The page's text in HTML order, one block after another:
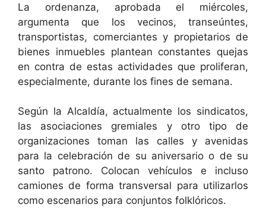
La ordenanza, aprobada el miércoles,
argumenta que los vecinos, transeúntes,
transportistas, comerciantes y propietarios de
bienes inmuebles plantean constantes quejas
en contra de estas actividades que proliferan,
especialmente, durante los fines de semana.
Según la Alcaldía, actualmente los sindicatos,
las asociaciones gremiales y otro tipo de
organizaciones toman las calles y avenidas
para la celebración de su aniversario o de su
santo patrono. Colocan vehículos e incluso
camiones de forma transversal para utilizarlos
como escenarios para conjuntos folklóricos.